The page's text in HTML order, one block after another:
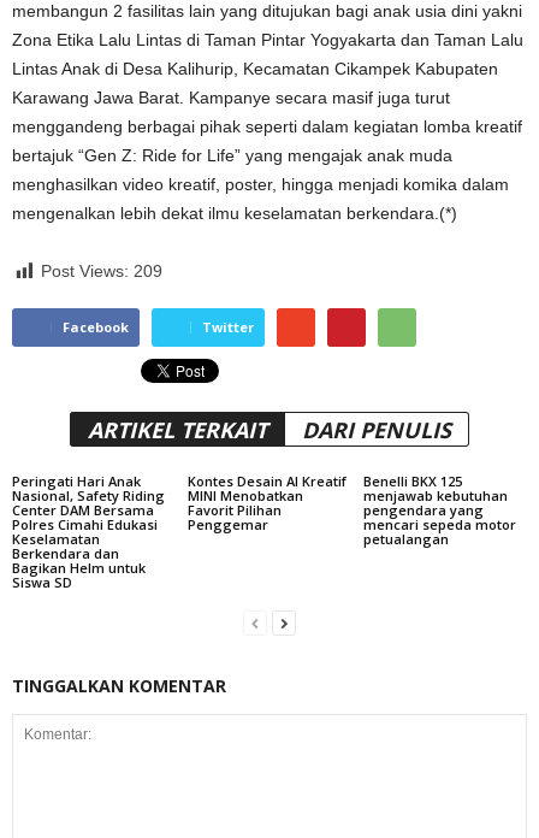
membangun 2 fasilitas lain yang ditujukan bagi anak usia dini yakni
Zona Etika Lalu Lintas di Taman Pintar Yogyakarta dan Taman Lalu
Lintas Anak di Desa Kalihurip, Kecamatan Cikampek Kabupaten
Karawang Jawa Barat. Kampanye secara masif juga turut
menggandeng berbagai pihak seperti dalam kegiatan lomba kreatif
bertajuk “Gen Z: Ride for Life” yang mengajak anak muda
menghasilkan video kreatif, poster, hingga menjadi komika dalam
mengenalkan lebih dekat ilmu keselamatan berkendara.(*)
Post Views: 209
Facebook Twitter
ARTIKEL TERKAIT DARI PENULIS
Peringati Hari Anak
Nasional, Safety Riding
Center DAM Bersama
Polres Cimahi Edukasi
Keselamatan
Berkendara dan
Bagikan Helm untuk
Siswa SD
Kontes Desain AI Kreatif
MINI Menobatkan
Favorit Pilihan
Penggemar
Benelli BKX 125
menjawab kebutuhan
pengendara yang
mencari sepeda motor
petualangan
TINGGALKAN KOMENTAR